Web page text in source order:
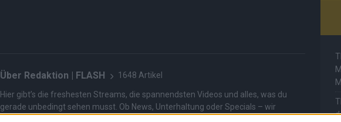
Über Redaktion | FLASH 1648 Artikel
Hier gibt’s die freshesten Streams, die spannendsten Videos und alles, was du
gerade unbedingt sehen musst. Ob News, Unterhaltung oder Specials – wir